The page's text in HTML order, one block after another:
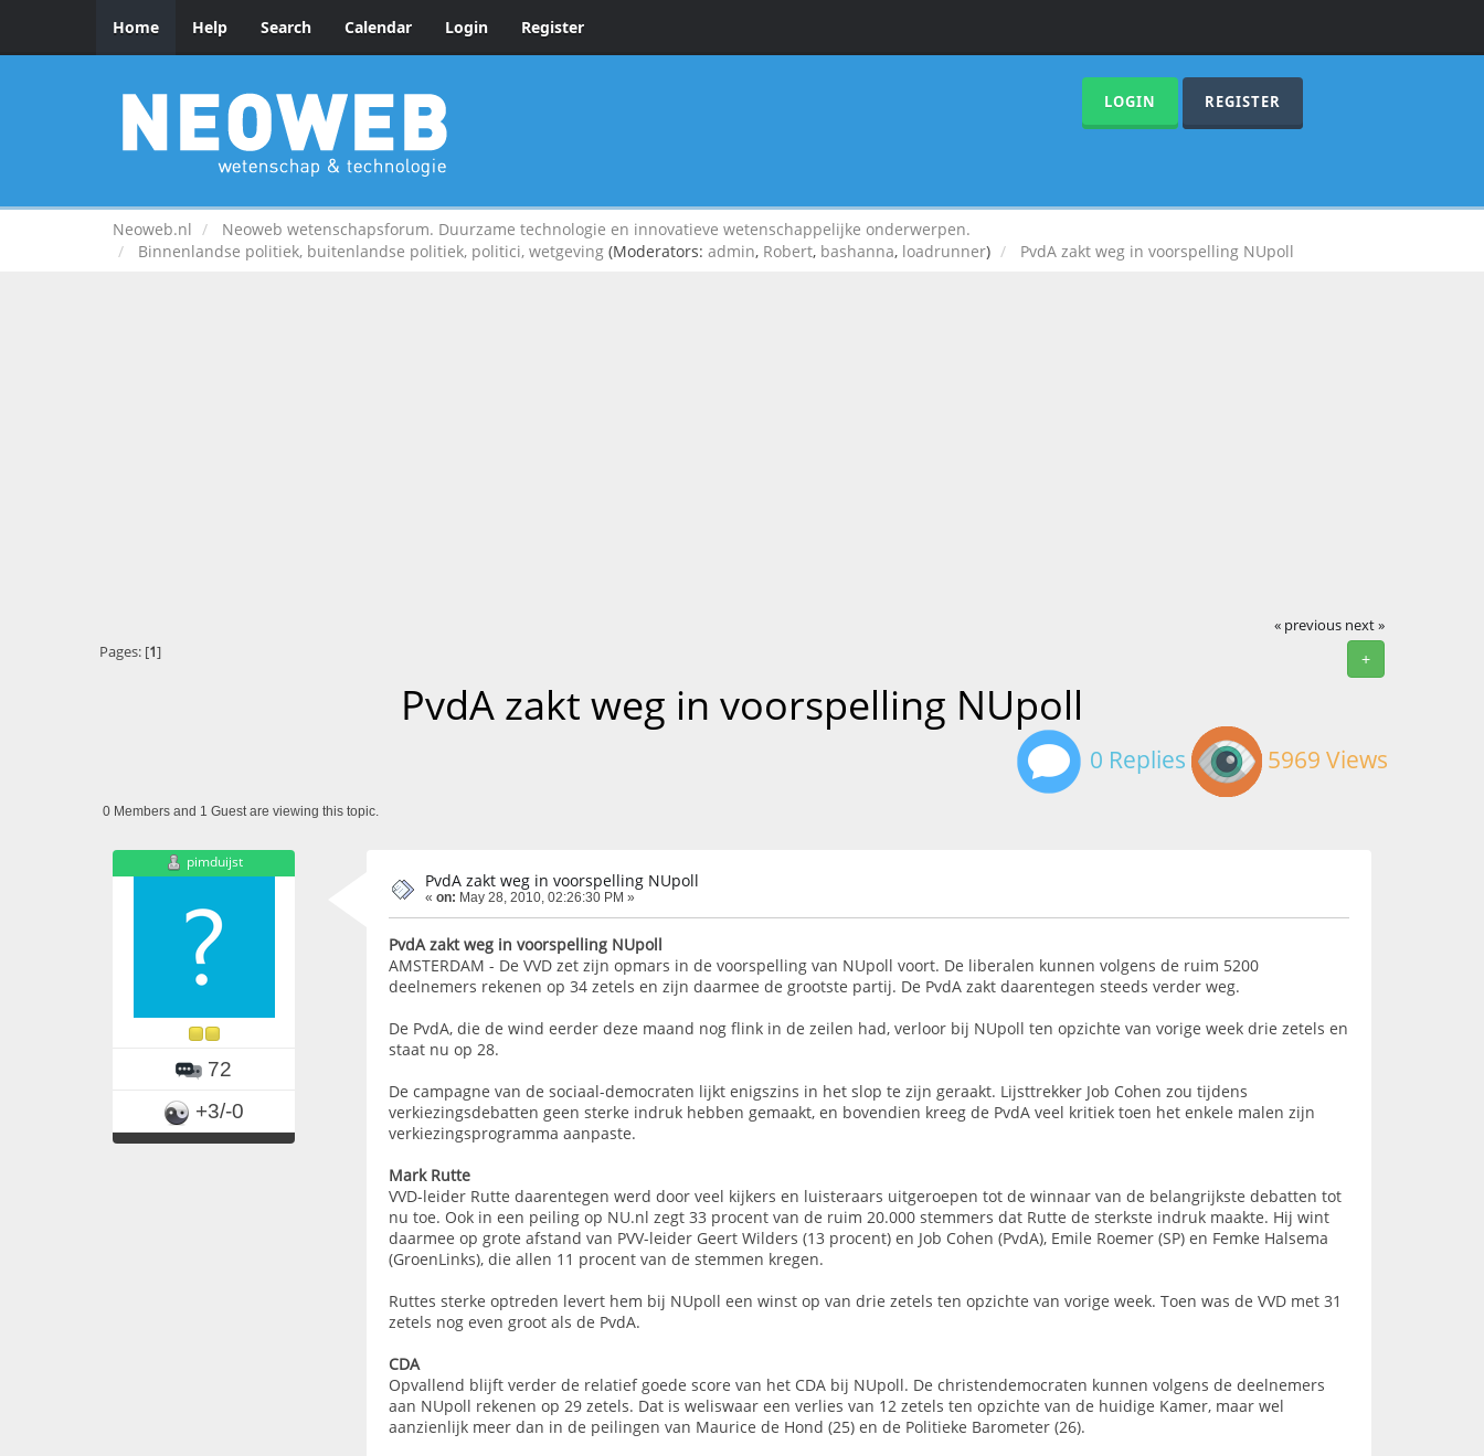
Home Help Search Calendar Login Register
LOGIN REGISTER
Neoweb.nl
Neoweb wetenschapsforum. Duurzame technologie en innovatieve wetenschappelijke onderwerpen.
Binnenlandse politiek, buitenlandse politiek, politici, wetgeving (Moderators: admin, Robert, bashanna, loadrunner) PvdA zakt weg in voorspelling NUpoll
« previous next »
+
Pages: [1]
PvdA zakt weg in voorspelling NUpoll
0 Replies 5969 Views
0 Members and 1 Guest are viewing this topic.
pimduijst
72
+3/-0
PvdA zakt weg in voorspelling NUpoll
« on: May 28, 2010, 02:26:30 PM »
PvdA zakt weg in voorspelling NUpoll
AMSTERDAM - De VVD zet zijn opmars in de voorspelling van NUpoll voort. De liberalen kunnen volgens de ruim 5200
deelnemers rekenen op 34 zetels en zijn daarmee de grootste partij. De PvdA zakt daarentegen steeds verder weg.
De PvdA, die de wind eerder deze maand nog flink in de zeilen had, verloor bij NUpoll ten opzichte van vorige week drie zetels en
staat nu op 28.
De campagne van de sociaal-democraten lijkt enigszins in het slop te zijn geraakt. Lijsttrekker Job Cohen zou tijdens
verkiezingsdebatten geen sterke indruk hebben gemaakt, en bovendien kreeg de PvdA veel kritiek toen het enkele malen zijn
verkiezingsprogramma aanpaste.
Mark Rutte
VVD-leider Rutte daarentegen werd door veel kijkers en luisteraars uitgeroepen tot de winnaar van de belangrijkste debatten tot
nu toe. Ook in een peiling op NU.nl zegt 33 procent van de ruim 20.000 stemmers dat Rutte de sterkste indruk maakte. Hij wint
daarmee op grote afstand van PVV-leider Geert Wilders (13 procent) en Job Cohen (PvdA), Emile Roemer (SP) en Femke Halsema
(GroenLinks), die allen 11 procent van de stemmen kregen.
Ruttes sterke optreden levert hem bij NUpoll een winst op van drie zetels ten opzichte van vorige week. Toen was de VVD met 31
zetels nog even groot als de PvdA.
CDA
Opvallend blijft verder de relatief goede score van het CDA bij NUpoll. De christendemocraten kunnen volgens de deelnemers
aan NUpoll rekenen op 29 zetels. Dat is weliswaar een verlies van 12 zetels ten opzichte van de huidige Kamer, maar wel
aanzienlijk meer dan in de peilingen van Maurice de Hond (25) en de Politieke Barometer (26).